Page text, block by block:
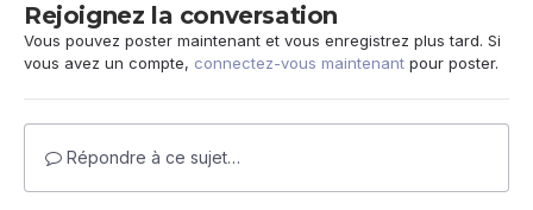
Rejoignez la conversation
Vous pouvez poster maintenant et vous enregistrez plus tard. Si
vous avez un compte, connectez-vous maintenant pour poster.
Répondre à ce sujet…